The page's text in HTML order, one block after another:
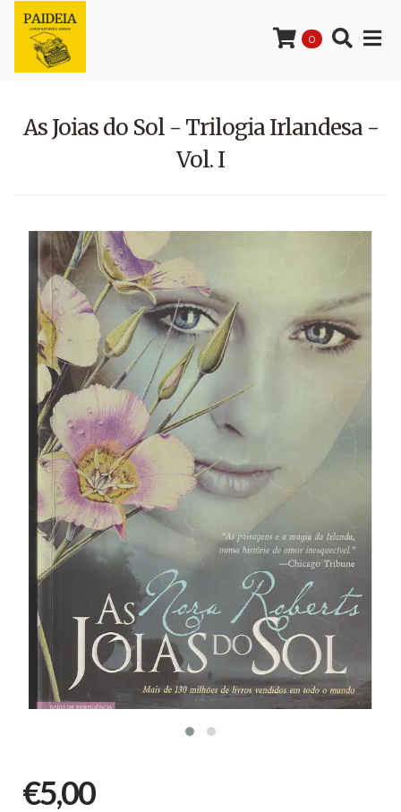
0
As Joias do Sol - Trilogia Irlandesa -
Vol. I
€5,00